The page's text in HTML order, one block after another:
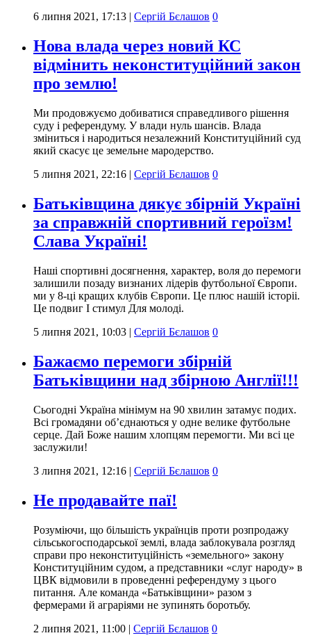
6 липня 2021, 17:13 | Сергій Бєлашов 0
Нова влада через новий КС
відмінить неконституційний закон
про землю!
Ми продовжуємо добиватися справедливого рішення
суду і референдуму. У влади нуль шансів. Влада
зміниться і народиться незалежний Конституційний суд
який скасує це земельне мародерство.
5 липня 2021, 22:16 | Сергій Бєлашов 0
Батьківщина дякує збірній Україні
за справжній спортивний героїзм!
Слава Україні!
Наші спортивні досягнення, характер, воля до перемоги
залишили позаду визнаних лідерів футбольної Європи.
ми у 8-ці кращих клубів Європи. Це плюс нашій історіі.
Це подвиг І стимул Для молоді.
5 липня 2021, 10:03 | Сергій Бєлашов 0
Бажаємо перемоги збірній
Батьківщини над збірною Англії!!!
Сьогодні Україна мінімум на 90 хвилин затамує подих.
Всі громадяни об’єднаються у одне велике футбольне
серце. Дай Боже нашим хлопцям перемогти. Ми всі це
заслужили!
3 липня 2021, 12:16 | Сергій Бєлашов 0
Не продавайте паї!
Розуміючи, що більшість українців проти розпродажу
сільськогосподарської землі, влада заблокувала розгляд
справи про неконституційність «земельного» закону
Конституційним судом, а представники «слуг народу» в
ЦВК відмовили в проведенні референдуму з цього
питання. Але команда «Батьківщини» разом з
фермерами й аграріями не зупинять боротьбу.
2 липня 2021, 11:00 | Сергій Бєлашов 0